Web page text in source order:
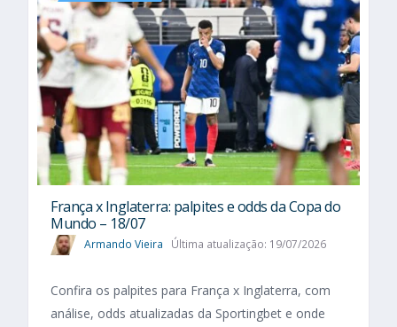
França x Inglaterra: palpites e odds da Copa do
Mundo – 18/07
Armando Vieira Última atualização: 19/07/2026
Confira os palpites para França x Inglaterra, com
análise, odds atualizadas da Sportingbet e onde